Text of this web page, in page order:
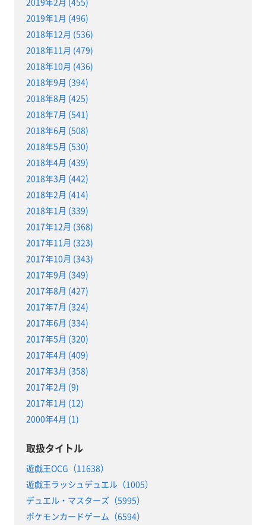
2019年1月 (496)
2018年12月 (536)
2018年11月 (479)
2018年10月 (436)
2018年9月 (394)
2018年8月 (425)
2018年7月 (541)
2018年6月 (508)
2018年5月 (530)
2018年4月 (439)
2018年3月 (442)
2018年2月 (414)
2018年1月 (339)
2017年12月 (368)
2017年11月 (323)
2017年10月 (343)
2017年9月 (349)
2017年8月 (427)
2017年7月 (324)
2017年6月 (334)
2017年5月 (320)
2017年4月 (409)
2017年3月 (358)
2017年2月 (9)
2017年1月 (12)
2000年4月 (1)
取扱タイトル
遊戯王OCG（11638）
遊戯王ラッシュデュエル（1005）
デュエル・マスターズ（5995）
ポケモンカードゲーム（6594）